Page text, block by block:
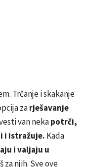
Trčanje i skakanje
zarješavanje
van nekapotrči,
i istražuje. Kada
i valjaju u
za njih. Sve ove